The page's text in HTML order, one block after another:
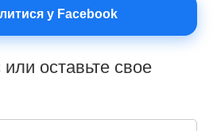
у Facebook
оставьте свое